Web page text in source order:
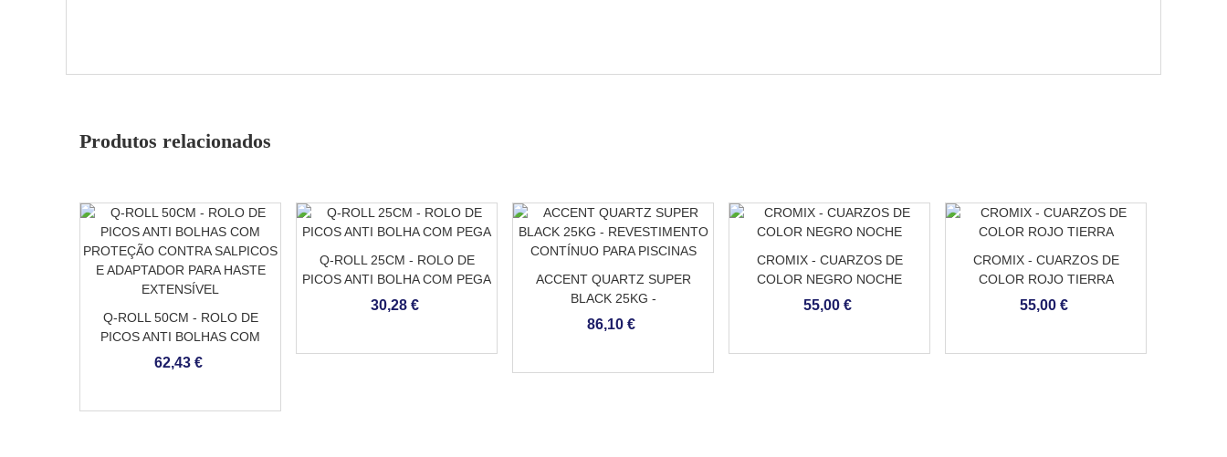
Produtos relacionados
Q-ROLL 50CM - ROLO DE
PICOS ANTI BOLHAS COM
PROTEÇÃO CONTRA
62,43 €
Q-ROLL 25CM - ROLO DE
PICOS ANTI BOLHA COM PEGA
30,28 €
ACCENT QUARTZ SUPER
BLACK 25KG -
REVESTIMENTO CONTÍNUO
86,10 €
CROMIX - CUARZOS DE
COLOR NEGRO NOCHE
55,00 €
CROMIX - CUARZOS DE
COLOR ROJO TIERRA
55,00 €